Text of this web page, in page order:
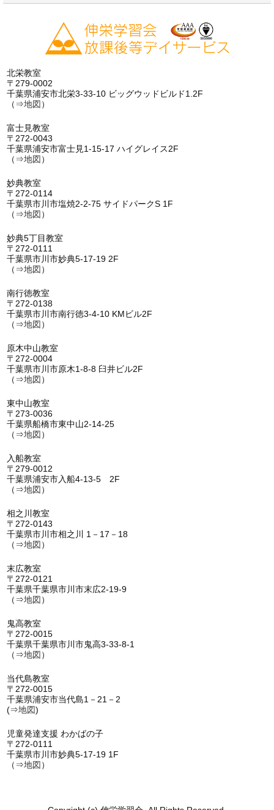
北栄教室
〒279-0002
千葉県浦安市北栄3-33-10 ビッグウッドビルド1.2F
（⇒地図 ）
富士見教室
〒272-0043
千葉県浦安市富士見1-15-17 ハイグレイス2F
（⇒地図 ）
妙典教室
〒272-0114
千葉県市川市塩焼2-2-75 サイドパークS 1F
（⇒地図 ）
妙典5丁目教室
〒272-0111
千葉県市川市妙典5-17-19 2F
（⇒地図 ）
南行徳教室
〒272-0138
千葉県市川市南行徳3-4-10 KMビル2F
（⇒地図 ）
原木中山教室
〒272-0004
千葉県市川市原木1-8-8 臼井ビル2F
（⇒地図 ）
東中山教室
〒273-0036
千葉県船橋市東中山2-14-25
（⇒地図 ）
入船教室
〒279-0012
千葉県浦安市入船4-13-5 2F
（⇒地図 ）
相之川教室
〒272-0143
千葉県市川市相之川 1－17－18
（⇒地図 ）
末広教室
〒272-0121
千葉県千葉県市川市末広2-19-9
（⇒地図 ）
鬼高教室
〒272-0015
千葉県千葉県市川市鬼高3-33-8-1
（⇒地図 ）
当代島教室
〒272-0015
千葉県浦安市当代島1－21－2
(⇒地図)
児童発達支援 わかばの子
〒272-0111
千葉県市川市妙典5-17-19 1F
（⇒地図 ）